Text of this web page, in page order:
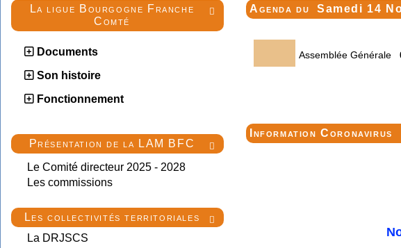

La ligue Bourgogne Franche
Comté
Documents
Son histoire
Fonctionnement

Présentation de la LAM BFC
Le Comité directeur 2025 - 2028
Les commissions

Les collectivités territoriales
La DRJSCS
Agenda du Samedi 14
Assemblée Générale
Information Coronavirus